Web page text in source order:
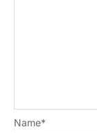
Name*